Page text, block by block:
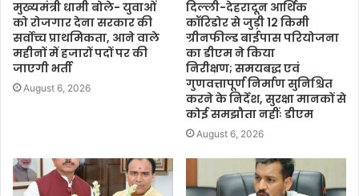
मुख्यमंत्री धामी बोले- युवाओं
को रोजगार देना सरकार की
सर्वोच्च प्राथमिकता, आने वाले
महीनों में हजारों पदों पर की
जाएगी भर्ती
August 6, 2026
दिल्ली-देहरादून आर्थिक
कॉरिडोर से जुड़ी 12 किमी
ग्रीनफील्ड बाईपास परियोजना
का डीएम ने किया
निरीक्षण; समयबद्ध एवं
गुणवत्तापूर्ण निर्माण सुनिश्चित
करने के निर्देश, सुरक्षा मानकों से
कोई समझौता नहींः डीएम
August 6, 2026